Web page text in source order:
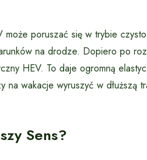
może poruszać się w trybie
na drodze. Dopiero po
HEV. To daje ogromną
na wakacje wyruszyć w dłuższą
Sens?